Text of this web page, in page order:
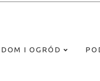
DOM I OGRÓD